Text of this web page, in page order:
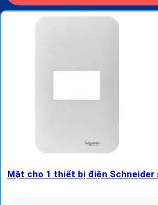
Mặt cho 1 thiết bị điện Schneider